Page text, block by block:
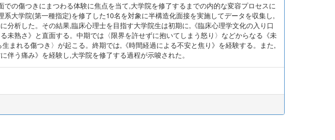
の傷つきにまつわる体験に焦点を当て,大学院を修了するまでの内的な変容プロセスに
大学院(第一種指定)を修了した10名を対象に半構造化面接を実施してデータを収集し,
分析した。その結果,臨床心理士を目指す大学院生は初期に,《臨床心理学文化の入り口
未熟さ》と直面する。中期では〈限界を許せずに抱いてしまう怒り〉などからなる《未
まれる傷つき〉が起こる。終期では,《時間経過による不安と焦り》を経験する。また,
伴う痛み》を経験し,大学院を修了する過程が示唆された。